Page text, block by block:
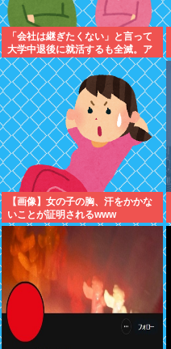
「会社は継ぎたくない」と言って
大学中退後に就活するも全滅。ア
ルバイトすら受からない元彼
【画像】女の子の胸、汗をかかな
いことが証明されるwww